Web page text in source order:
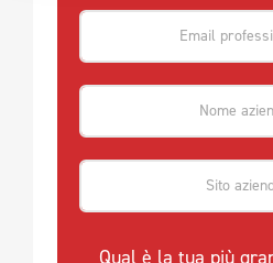
Qual è la tua più